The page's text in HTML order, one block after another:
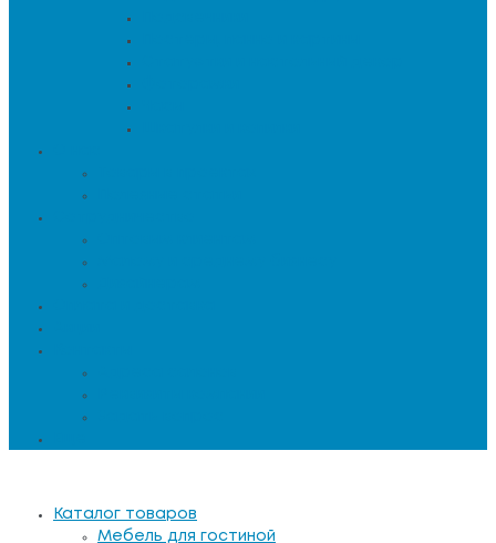
Каталог товаров
Мебель для гостиной